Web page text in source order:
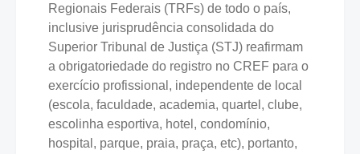
Regionais Federais (TRFs) de todo o país,
inclusive jurisprudência consolidada do
Superior Tribunal de Justiça (STJ) reafirmam
a obrigatoriedade do registro no CREF para o
exercício profissional, independente de local
(escola, faculdade, academia, quartel, clube,
escolinha esportiva, hotel, condomínio,
hospital, parque, praia, praça, etc), portanto,